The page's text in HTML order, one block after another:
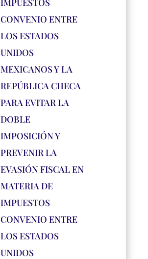
IMPUESTOS
CONVENIO ENTRE
LOS ESTADOS
UNIDOS
MEXICANOS Y LA
REPÚBLICA CHECA
PARA EVITAR LA
DOBLE
IMPOSICIÓN Y
PREVENIR LA
EVASIÓN FISCAL EN
MATERIA DE
IMPUESTOS
CONVENIO ENTRE
LOS ESTADOS
UNIDOS